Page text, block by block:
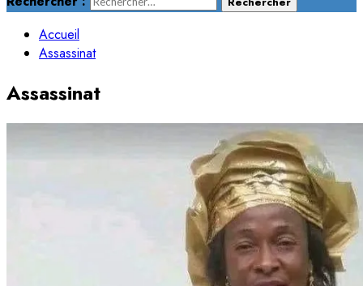
Accueil
Assassinat
Assassinat